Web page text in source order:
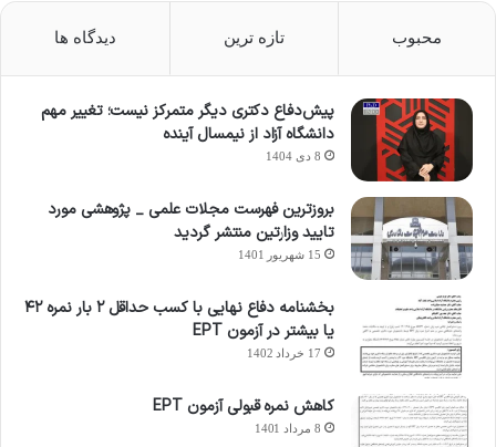
محبوب تازه ترین دیدگاه ها
پیش‌دفاع دکتری دیگر متمرکز نیست؛ تغییر مهم
دانشگاه آزاد از نیمسال آینده
8 دی 1404
بروزترین فهرست مجلات علمی _ پژوهشی مورد
تایید وزارتین منتشر گردید
15 شهریور 1401
بخشنامه دفاع نهایی با کسب حداقل ۲ بار نمره ۴۲
یا بیشتر در آزمون EPT
17 خرداد 1402
کاهش نمره قبولی آزمون EPT
8 مرداد 1401